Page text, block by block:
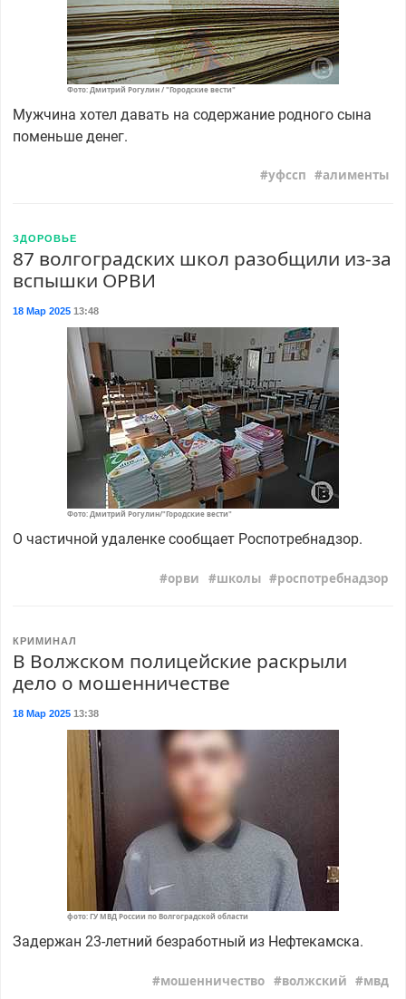
Фото: Дмитрий Рогулин / "Городские вести"
Мужчина хотел давать на содержание родного сына
поменьше денег.
уфссп алименты
ЗДОРОВЬЕ
87 волгоградских школ разобщили из-за
вспышки ОРВИ
18 Мар 202513:48
Фото: Дмитрий Рогулин/"Городские вести"
О частичной удаленке сообщает Роспотребнадзор.
орви школы роспотребнадзор
КРИМИНАЛ
В Волжском полицейские раскрыли
дело о мошенничестве
18 Мар 202513:38
фото: ГУ МВД России по Волгоградской области
Задержан 23-летний безработный из Нефтекамска.
мошенничество волжский мвд